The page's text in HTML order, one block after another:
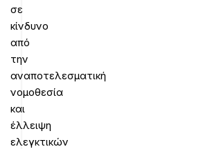
σε
κίνδυνο
από
την
αναποτελεσματική
νομοθεσία
και
έλλειψη
ελεγκτικών